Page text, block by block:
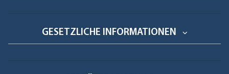
GESETZLICHE INFORMATIONEN